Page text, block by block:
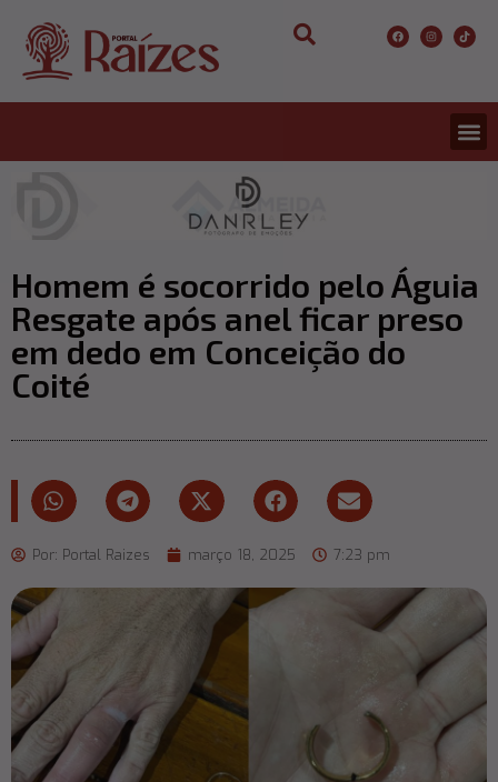
Homem é socorrido pelo Águia
Resgate após anel ficar preso
em dedo em Conceição do
Coité
Por: Portal Raizes março 18, 2025 7:23 pm